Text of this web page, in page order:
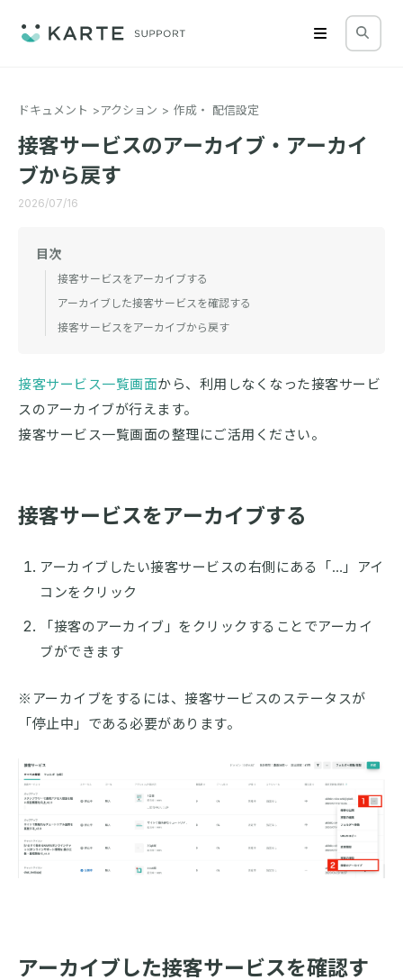
ドキュメント アクション 作成・ 配信設定
接客サービスのアーカイブ・アーカイ
ブから戻す
2026/07/16
接客サービス一覧画面から、利用しなくなった接客サービ
スのアーカイブが行えます。
接客サービス一覧画面の整理にご活用ください。
接客サービスをアーカイブする
アーカイブしたい接客サービスの右側にある「…」アイ
コンをクリック
「接客のアーカイブ」をクリックすることでアーカイ
ブができます
※アーカイブをするには、接客サービスのステータスが
「停止中」である必要があります。
アーカイブした接客サービスを確認す
目次
接客サービスをアーカイブする
アーカイブした接客サービスを確認する
接客サービスをアーカイブから戻す